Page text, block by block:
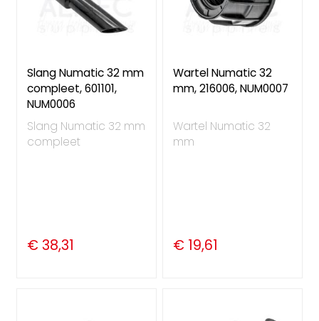
Slang Numatic 32 mm
compleet, 601101,
NUM0006
Slang Numatic 32 mm
compleet
€ 38,31
Wartel Numatic 32
mm, 216006, NUM0007
Wartel Numatic 32
mm
€ 19,61